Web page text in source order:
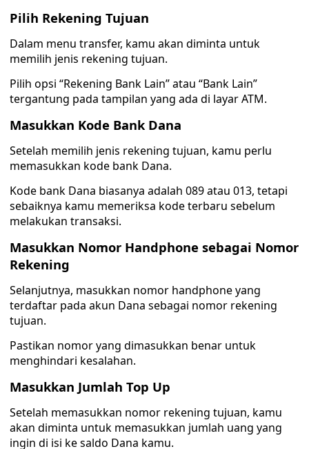
Pilih Rekening Tujuan
Dalam menu transfer, kamu akan diminta untuk
memilih jenis rekening tujuan.
Pilih opsi “Rekening Bank Lain” atau “Bank Lain”
tergantung pada tampilan yang ada di layar ATM.
Masukkan Kode Bank Dana
Setelah memilih jenis rekening tujuan, kamu perlu
memasukkan kode bank Dana.
Kode bank Dana biasanya adalah 089 atau 013, tetapi
sebaiknya kamu memeriksa kode terbaru sebelum
melakukan transaksi.
Masukkan Nomor Handphone sebagai Nomor
Rekening
Selanjutnya, masukkan nomor handphone yang
terdaftar pada akun Dana sebagai nomor rekening
tujuan.
Pastikan nomor yang dimasukkan benar untuk
menghindari kesalahan.
Masukkan Jumlah Top Up
Setelah memasukkan nomor rekening tujuan, kamu
akan diminta untuk memasukkan jumlah uang yang
ingin di isi ke saldo Dana kamu.